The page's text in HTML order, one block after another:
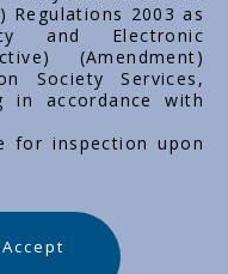
Regulations 2003 as
and Electronic
(Amendment)
Society Services,
in accordance with
for inspection upon